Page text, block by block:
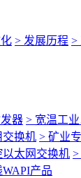
> 发展历程 >
器 > 宽温工
交换机 > 矿业
以太网交换机 >
产品